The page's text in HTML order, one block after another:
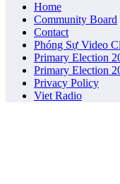
Home
Community Board
Contact
Phóng Sự Video
Primary Election
Primary Election
Privacy Policy
Viet Radio